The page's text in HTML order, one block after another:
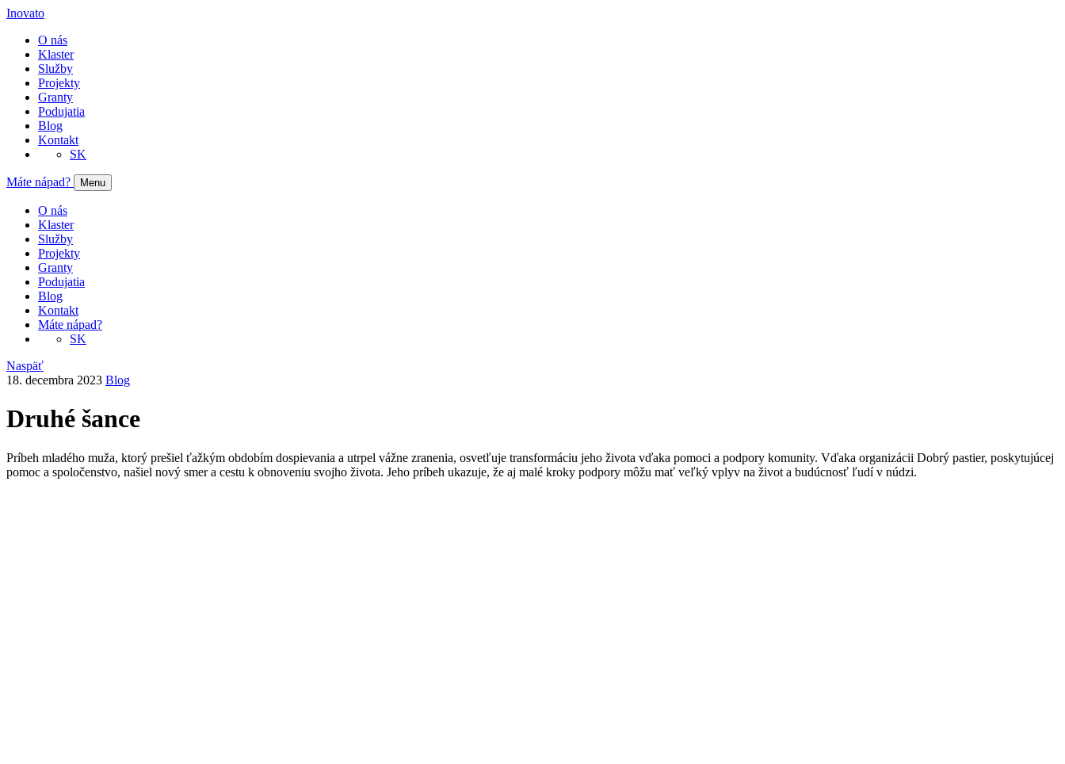
Inovato
O nás
Klaster
Služby
Projekty
Granty
Podujatia
Blog
Kontakt
SK
Máte nápad? Menu
O nás
Klaster
Služby
Projekty
Granty
Podujatia
Blog
Kontakt
Máte nápad?
SK
Naspäť
18. decembra 2023 Blog
Druhé šance
Príbeh mladého muža, ktorý prešiel ťažkým obdobím dospievania a utrpel vážne zranenia, osvetľuje transformáciu jeho života vďaka pomoci a podpory komunity. Vďaka organizácii Dobrý pastier, poskytujúcej
pomoc a spoločenstvo, našiel nový smer a cestu k obnoveniu svojho života. Jeho príbeh ukazuje, že aj malé kroky podpory môžu mať veľký vplyv na život a budúcnosť ľudí v núdzi.